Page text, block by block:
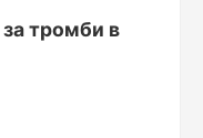
тромби в